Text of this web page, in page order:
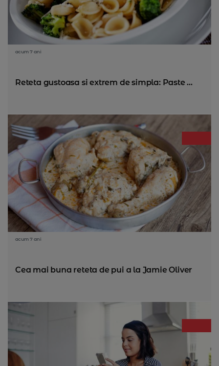
acum 7 ani
Reteta gustoasa si extrem de simpla: Paste ...
acum 7 ani
Cea mai buna reteta de pui a la Jamie Oliver